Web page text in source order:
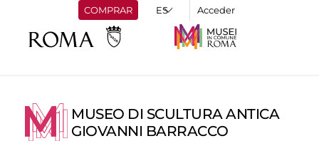
COMPRAR Acceder
MUSEO DI SCULTURA ANTICA
GIOVANNI BARRACCO